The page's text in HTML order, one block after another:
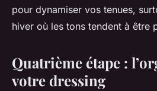
pour dynamiser vos tenues,
hiver où les tons tendent à être
Quatrième étape :
votre dressing